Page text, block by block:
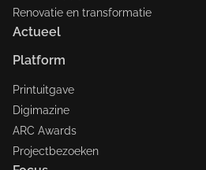
Renovatie en transformatie
Actueel
Platform
Printuitgave
Digimazine
ARC Awards
Projectbezoeken